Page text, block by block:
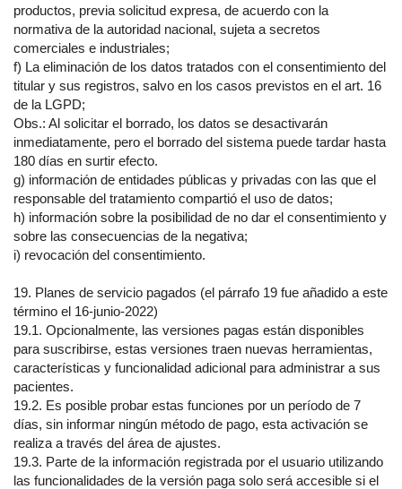
productos, previa solicitud expresa, de acuerdo con la
normativa de la autoridad nacional, sujeta a secretos
comerciales e industriales;
f) La eliminación de los datos tratados con el consentimiento del
titular y sus registros, salvo en los casos previstos en el art. 16
de la LGPD;
Obs.: Al solicitar el borrado, los datos se desactivarán
inmediatamente, pero el borrado del sistema puede tardar hasta
180 días en surtir efecto.
g) información de entidades públicas y privadas con las que el
responsable del tratamiento compartió el uso de datos;
h) información sobre la posibilidad de no dar el consentimiento y
sobre las consecuencias de la negativa;
i) revocación del consentimiento.
19. Planes de servicio pagados (el párrafo 19 fue añadido a este
término el 16-junio-2022)
19.1. Opcionalmente, las versiones pagas están disponibles
para suscribirse, estas versiones traen nuevas herramientas,
características y funcionalidad adicional para administrar a sus
pacientes.
19.2. Es posible probar estas funciones por un período de 7
días, sin informar ningún método de pago, esta activación se
realiza a través del área de ajustes.
19.3. Parte de la información registrada por el usuario utilizando
las funcionalidades de la versión paga solo será accesible si el